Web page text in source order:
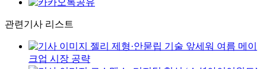
관련기사 리스트
젤리 제형·안묻립 기술 앞세워 여름 메이
크업 시장 공략